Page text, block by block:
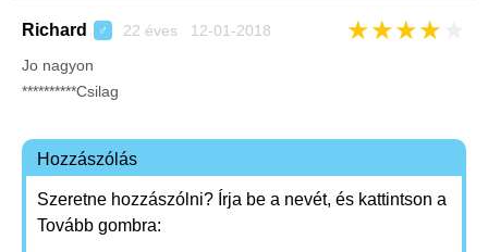
Richard ♂ 22 éves 12-01-2018 ★★★★
Jo nagyon
**********Csilag
Hozzászólás
Szeretne hozzászólni? Írja be a nevét, és kattintson a
Tovább gombra: